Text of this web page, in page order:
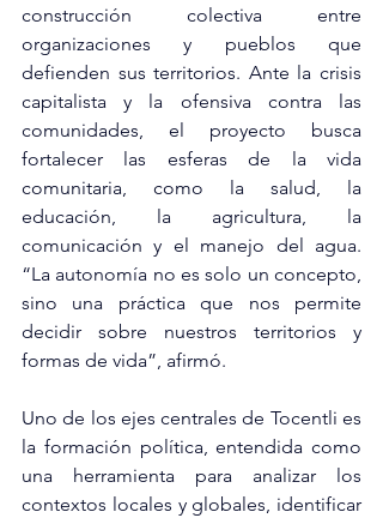
construcción colectiva entre
organizaciones y pueblos que
defienden sus territorios. Ante la crisis
capitalista y la ofensiva contra las
comunidades, el proyecto busca
fortalecer las esferas de la vida
comunitaria, como la salud, la
educación, la agricultura, la
comunicación y el manejo del agua.
“La autonomía no es solo un concepto,
sino una práctica que nos permite
decidir sobre nuestros territorios y
formas de vida”, afirmó.
Uno de los ejes centrales de Tocentli es
la formación política, entendida como
una herramienta para analizar los
contextos locales y globales, identificar